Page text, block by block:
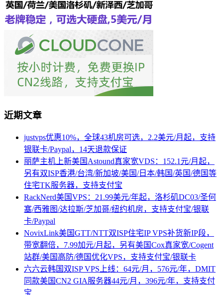
近期文章
justvps优惠10%，全球43机房可选，2.2美元/月起，支持
银联卡/Paypal，14天退款保证
丽萨主机上新美国Astound真家宽VDS：152.1元/月起，
另有双ISP香港/台湾/新加坡/美国/日本/韩国/英国/德国等
住宅TK服务器，支持支付宝
RackNerd美国VPS：21.99美元/年起，洛杉矶DC03/圣何
塞/西雅图/达拉斯/芝加哥/纽约机房，支持支付宝/银联
卡/Paypal
NovixLink美国GTT/NTT双ISP住宅IP VPS补货新IP段，
带宽翻倍，7.99加元/月起，另有美国Cox真家宽/Cogent
站群/美国高防/德国优化VPS，支持支付宝/银联卡
六六云韩国双ISP VPS上线：64元/月，576元/年，DMIT
同款美国CN2 GIA服务器44元/月，396元/年，支持支付
宝